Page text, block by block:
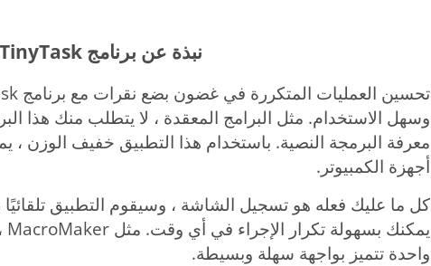
نبذة عن برنامج TinyTask
تحسين العمليات المتكررة في غضون بضع نقرات مع برنامج TinyTask ه
وسهل الاستخدام. مثل البرامج المعقدة ، لا يتطلب منك هذا
معرفة البرمجة النصية. باستخدام هذا التطبيق خفيف الوزن
أجهزة الكمبيوتر.
كل ما عليك فعله هو تسجيل الشاشة ، وسيقوم التطبيق تلقائيًا
واحدة تتميز بواجهة سهلة وبسيطة.